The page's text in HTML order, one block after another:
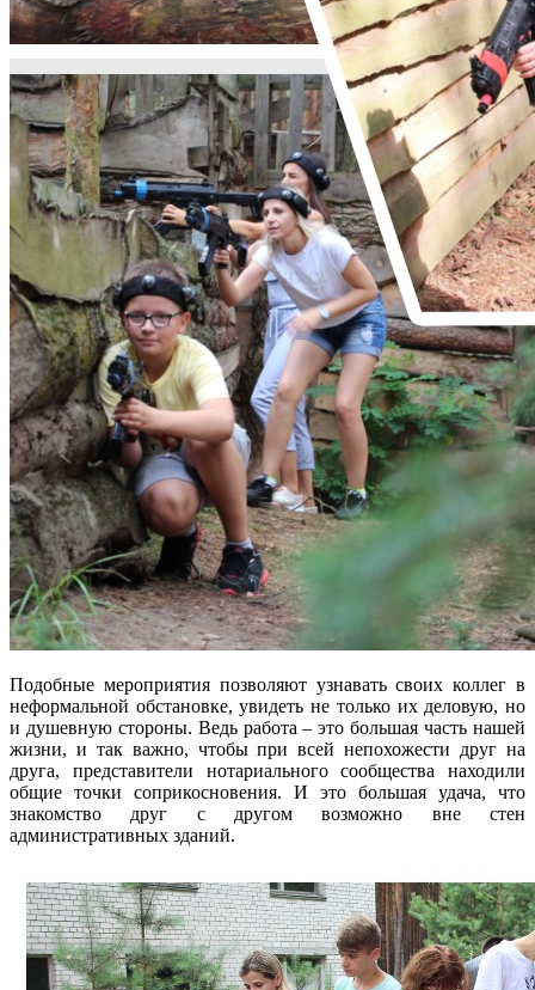
Подобные мероприятия позволяют узнавать своих коллег в
неформальной обстановке, увидеть не только их деловую, но
и душевную стороны. Ведь работа – это большая часть нашей
жизни, и так важно, чтобы при всей непохожести друг на
друга, представители нотариального сообщества находили
общие точки соприкосновения. И это большая удача, что
знакомство друг с другом возможно вне стен
административных зданий.